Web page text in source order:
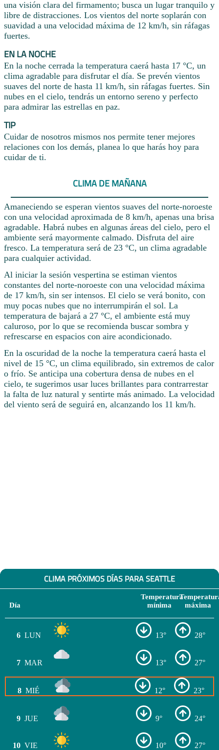
una visión clara del firmamento; busca un lugar tranquilo y
libre de distracciones. Los vientos del norte soplarán con
suavidad a una velocidad máxima de 12 km/h, sin ráfagas
fuertes.
EN LA NOCHE
En la noche cerrada la temperatura caerá hasta 17 °C, un
clima agradable para disfrutar el día. Se prevén vientos
suaves del norte de hasta 11 km/h, sin ráfagas fuertes. Sin
nubes en el cielo, tendrás un entorno sereno y perfecto
para admirar las estrellas en paz.
TIP
Cuidar de nosotros mismos nos permite tener mejores
relaciones con los demás, planea lo que harás hoy para
cuidar de ti.
CLIMA DE MAÑANA
Amaneciendo se esperan vientos suaves del norte-noroeste
con una velocidad aproximada de 8 km/h, apenas una brisa
agradable. Habrá nubes en algunas áreas del cielo, pero el
ambiente será mayormente calmado. Disfruta del aire
fresco. La temperatura será de 23 °C, un clima agradable
para cualquier actividad.
Al iniciar la sesión vespertina se estiman vientos
constantes del norte-noroeste con una velocidad máxima
de 17 km/h, sin ser intensos. El cielo se verá bonito, con
muy pocas nubes que no interrumpirán el sol. La
temperatura de bajará a 27 °C, el ambiente está muy
caluroso, por lo que se recomienda buscar sombra y
refrescarse en espacios con aire acondicionado.
En la oscuridad de la noche la temperatura caerá hasta el
nivel de 15 °C, un clima equilibrado, sin extremos de calor
o frío. Se anticipa una cobertura densa de nubes en el
cielo, te sugerimos usar luces brillantes para contrarrestar
la falta de luz natural y sentirte más animado. La velocidad
del viento será de seguirá en, alcanzando los 11 km/h.
CLIMA PRÓXIMOS DÍAS PARA SEATTLE
Día
Temperatura
mínima
máxima
6 LUN 13° 28°
7 MAR 13° 27°
8 MIÉ 12° 23°
9 JUE 9° 24°
10 VIE 10° 27°